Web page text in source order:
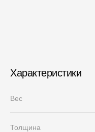
Характеристики
Вес
Толщина